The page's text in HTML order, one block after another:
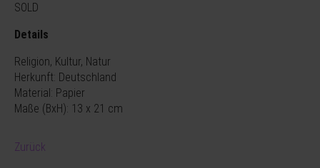
SOLD
Details
Religion, Kultur, Natur
Herkunft: Deutschland
Material: Papier
Maße (BxH): 13 x 21 cm
Zurück